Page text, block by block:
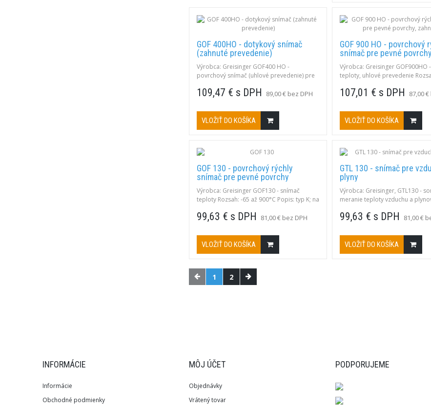
GOF 400HO - dotykový snímač
(zahnuté prevedenie)
Výrobca: Greisinger GOF400 HO -
povrchový snímač (uhlové prevedenie) pre
400°C, Typ: K, zahnutý 90°, pružné pásiky
109,47 € s DPH 89,00 € bez DPH
VLOŽIŤ DO KOŠÍKA
GOF 900 HO - povrchový
snímač pre pevné
Výrobca: Greisinger GOF900HO
teploty, uhlové prevedenie
povrchov
107,01 € s DPH 87,00
VLOŽIŤ DO KOŠÍKA
GOF 130 - povrchový rýchly
snímač pre pevné povrchy
Výrobca: Greisinger GOF130 - snímač
teploty Rozsah: -65 až 900°C Popis: typ K; na
99,63 € s DPH 81,00 € bez DPH
VLOŽIŤ DO KOŠÍKA
GTL 130 - snímač pre
plyny
Výrobca: Greisinger, GTL130 -
meranie teploty vzduchu a
veľmi rýchly, trieda 1
99,63 € s DPH 81,00 €
VLOŽIŤ DO KOŠÍKA
1 2
INFORMÁCIE
Informácie
Obchodné podmienky
MÔJ ÚČET
Objednávky
Vrátený tovar
PODPORUJEME